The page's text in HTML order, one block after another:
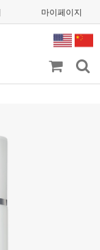
마이페이지